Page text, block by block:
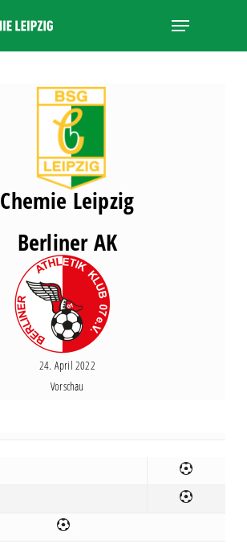
Menu
Chemie Leipzig
Berliner AK
24. April 2022
Vorschau
Close